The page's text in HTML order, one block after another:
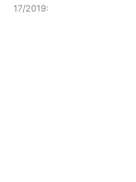
17/2019: